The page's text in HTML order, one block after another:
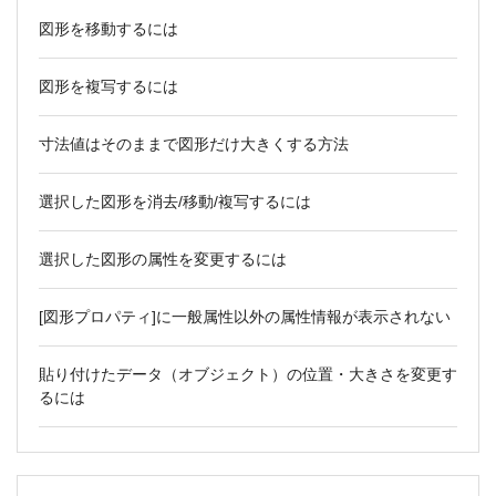
図形を移動するには
図形を複写するには
寸法値はそのままで図形だけ大きくする方法
選択した図形を消去/移動/複写するには
選択した図形の属性を変更するには
[図形プロパティ]に一般属性以外の属性情報が表示されない
貼り付けたデータ（オブジェクト）の位置・大きさを変更す
るには